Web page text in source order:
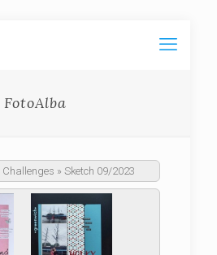
FotoAlba
Challenges » Sketch 09/2023